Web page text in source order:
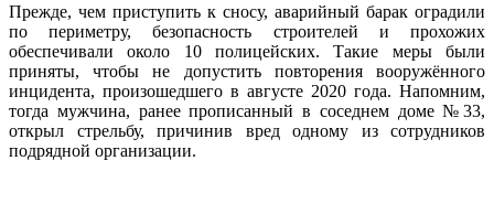
Прежде, чем приступить к сносу, аварийный барак оградили
по периметру, безопасность строителей и прохожих
обеспечивали около 10 полицейских. Такие меры были
приняты, чтобы не допустить повторения вооружённого
инцидента, произошедшего в августе 2020 года. Напомним,
тогда мужчина, ранее прописанный в соседнем доме №33,
открыл стрельбу, причинив вред одному из сотрудников
подрядной организации.